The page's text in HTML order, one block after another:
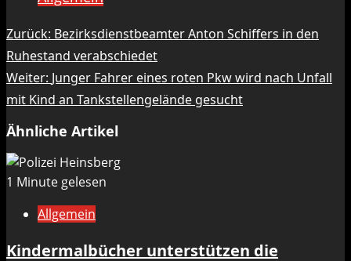
Beitragsnavigation
Zurück: Bezirksdienstbeamter Anton Schiffers in den
Ruhestand verabschiedet
Weiter: Junger Fahrer eines roten Pkw wird nach Unfall
mit Kind an Tankstellengelände gesucht
Ähnliche Artikel
1 Minute gelesen
Allgemein
Kindermalbücher unterstützen die